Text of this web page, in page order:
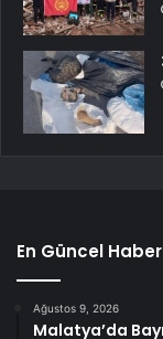
En Güncel
Ağustos 9, 2026
Malatya’da